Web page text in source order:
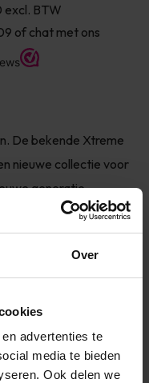
Over
advertenties te
media te bieden
Ook delen we
BTW
of chat met ons
De bekende Xtreme
nieuwe collectie voor
generatie
perfect
met Xtreme
door de